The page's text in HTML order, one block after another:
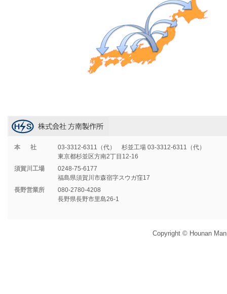
本社
03-3312-6311（代） 杉並工場 03-3312-6311（代）
東京都杉並区方南2丁目12-16
須賀川工場
0248-75-6177
福島県須賀川市森宿字スウガ窪17
長野営業所
080-2780-4208
長野県長野市里島26-1
Copyright © Hounan